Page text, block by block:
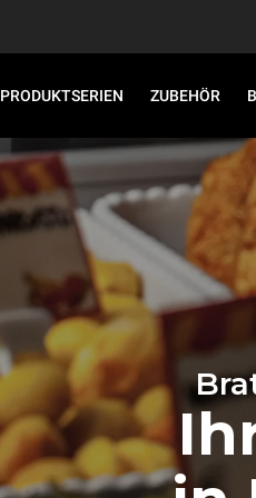
PRODUKTSERIEN ZUBEHÖR